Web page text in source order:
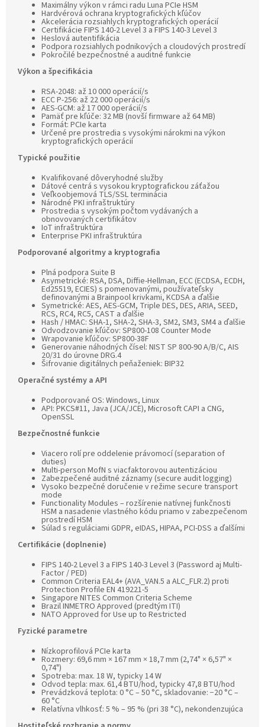
Maximálny výkon v rámci radu Luna PCIe HSM
Hardvérová ochrana kryptografických kľúčov
Akcelerácia rozsiahlych kryptografických operácií
Certifikácie FIPS 140-2 Level 3 a FIPS 140-3 Level 3
Heslová autentifikácia
Podpora rozsiahlych podnikových a cloudových prostredí
Pokročilé bezpečnostné a auditné funkcie
Výkon a špecifikácia
RSA-2048: až 10 000 operácií/s
ECC P-256: až 22 000 operácií/s
AES-GCM: až 17 000 operácií/s
Pamäť pre kľúče: 32 MB (novší firmware až 64 MB)
Formát: PCIe karta
Určené pre prostredia s vysokými nárokmi na výkon
kryptografických operácií
Typické použitie
Kvalifikované dôveryhodné služby
Dátové centrá s vysokou kryptografickou záťažou
Veľkoobjemová TLS/SSL terminácia
Národné PKI infraštruktúry
Prostredia s vysokým počtom vydávaných a
obnovovaných certifikátov
IoT infraštruktúra
Enterprise PKI infraštruktúra
Podporované algoritmy a kryptografia
Plná podpora Suite B
Asymetrické: RSA, DSA, Diffie-Hellman, ECC (ECDSA, ECDH,
Ed25519, ECIES) s pomenovanými, používateľsky
definovanými a Brainpool krivkami, KCDSA a ďalšie
Symetrické: AES, AES-GCM, Triple DES, DES, ARIA, SEED,
RCS, RC4, RC5, CAST a ďalšie
Hash / HMAC: SHA-1, SHA-2, SHA-3, SM2, SM3, SM4 a ďalšie
Odvodzovanie kľúčov: SP800-108 Counter Mode
Wrapovanie kľúčov: SP800-38F
Generovanie náhodných čísel: NIST SP 800-90 A/B/C, AIS
20/31 do úrovne DRG.4
Šifrovanie digitálnych peňaženiek: BIP32
Operačné systémy a API
Podporované OS: Windows, Linux
API: PKCS#11, Java (JCA/JCE), Microsoft CAPI a CNG,
OpenSSL
Bezpečnostné funkcie
Viacero rolí pre oddelenie právomocí (separation of
duties)
Multi-person MofN s viacfaktorovou autentizáciou
Zabezpečené auditné záznamy (secure audit logging)
Vysoko bezpečné doručenie v režime secure transport
mode
Functionality Modules – rozšírenie natívnej funkčnosti
HSM a nasadenie vlastného kódu priamo v zabezpečenom
prostredí HSM
Súlad s reguláciami GDPR, eIDAS, HIPAA, PCI-DSS a ďalšími
Certifikácie (doplnenie)
FIPS 140-2 Level 3 a FIPS 140-3 Level 3 (Password aj Multi-
Factor / PED)
Common Criteria EAL4+ (AVA_VAN.5 a ALC_FLR.2) proti
Protection Profile EN 419221-5
Singapore NITES Common Criteria Scheme
Brazil INMETRO Approved (predtým ITI)
NATO Approved for Use up to Restricted
Fyzické parametre
Nízkoprofilová PCIe karta
Rozmery: 69,6 mm × 167 mm × 18,7 mm (2,74" × 6,57" ×
0,74")
Spotreba: max. 18 W, typicky 14 W
Odvod tepla: max. 61,4 BTU/hod, typicky 47,8 BTU/hod
Prevádzková teplota: 0 °C – 50 °C, skladovanie: −20 °C –
60 °C
Relatívna vlhkosť: 5 % – 95 % (pri 38 °C), nekondenzujúca